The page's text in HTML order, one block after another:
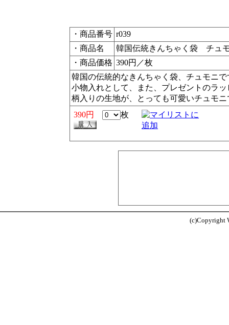
・商品番号 r039
・商品名
韓国伝統きんちゃく袋 チュ
・商品価格 390円／枚
韓国の伝統的なきんちゃく袋、チュモニで
小物入れとして、また、プレゼントのラ
柄入りの生地が、とっても可愛いチュモニ
390円
枚
(c)Copyright